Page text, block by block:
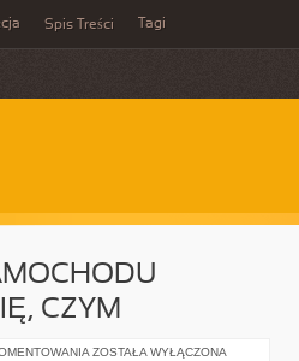
Spis Treści Tagi
CZYM
PRZECIĘTNY
ZOSTAŁA WYŁĄCZONA